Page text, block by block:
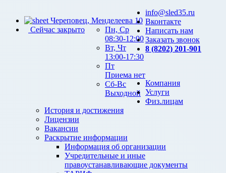
Череповец, Менделеева 10
Сейчас закрыто
Пн, Ср
08:30-12:00
Вт, Чт
13:00-17:30
Пт
Приема нет
Сб-Вс
Выходной
info@sled35.ru
Вконтакте
Написать нам
Заказать звонок
8 (8202) 201-901
Компания
История и достижения
Лицензии
Вакансии
Раскрытие информации
Информация об организации
Учредительные и иные
правоустанавливающие документы
Услуги
Физ.лицам